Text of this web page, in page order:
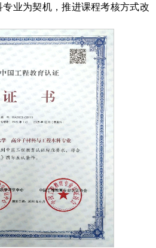
专业为契机，推进课程考核方式改